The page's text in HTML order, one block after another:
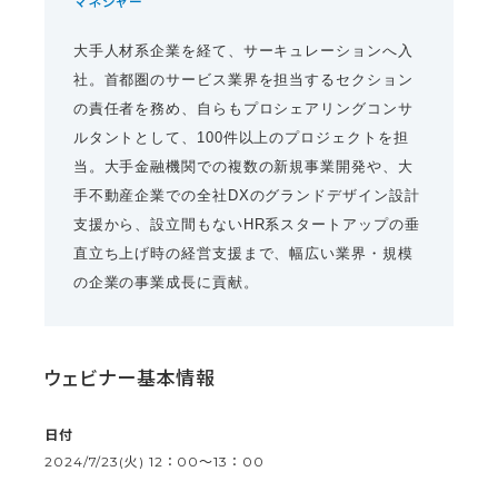
大手人材系企業を経て、サーキュレーションへ入
社。首都圏のサービス業界を担当するセクション
の責任者を務め、自らもプロシェアリングコンサ
ルタントとして、100件以上のプロジェクトを担
当。大手金融機関での複数の新規事業開発や、大
手不動産企業での全社DXのグランドデザイン設計
支援から、設立間もないHR系スタートアップの垂
直立ち上げ時の経営支援まで、幅広い業界・規模
の企業の事業成長に貢献。
ウェビナー基本情報
日付
2024/7/23(火) 12：00〜13：00